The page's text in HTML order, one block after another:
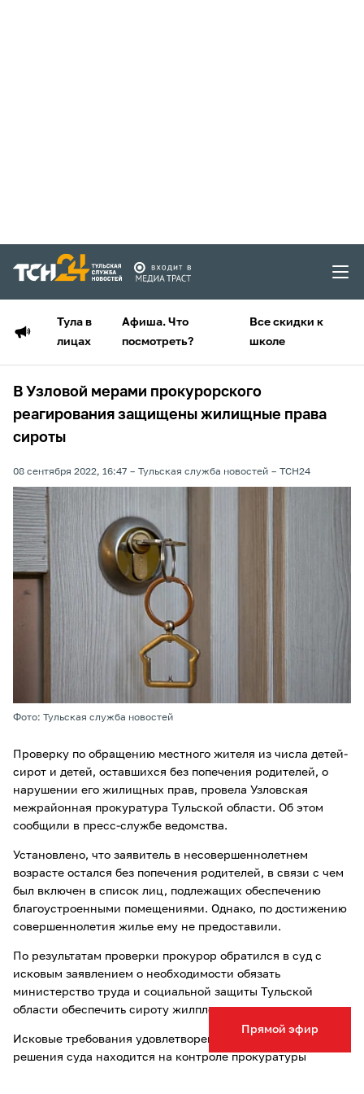
Тула в
лицах
Афиша. Что
посмотреть?
Все скидки к
школе
Прямой эфир
В Узловой мерами прокурорского
реагирования защищены жилищные права
сироты
08 сентября 2022, 16:47 Тульская служба новостей ТСН24
Фото: Тульская служба новостей
Проверку по обращению местного жителя из числа детей-
сирот и детей, оставшихся без попечения родителей, о
нарушении его жилищных прав, провела Узловская
межрайонная прокуратура Тульской области. Об этом
сообщили в пресс-службе ведомства.
Установлено, что заявитель в несовершеннолетнем
возрасте остался без попечения родителей, в связи с чем
был включен в список лиц, подлежащих обеспечению
благоустроенными помещениями. Однако, по достижению
совершеннолетия жилье ему не предоставили.
По результатам проверки прокурор обратился в суд с
исковым заявлением о необходимости обязать
министерство труда и социальной защиты Тульской
области обеспечить сироту жилплощадью.
Исковые требования удовлетворены, а исполнение
решения суда находится на контроле прокуратуры